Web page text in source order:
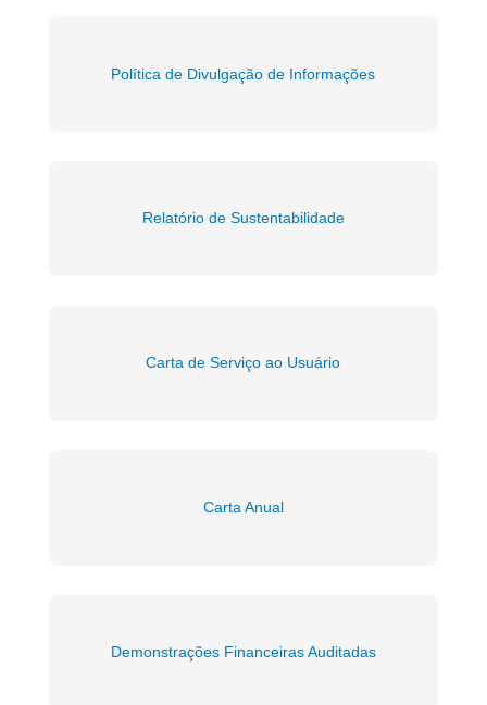
Política de Divulgação de Informações
Relatório de Sustentabilidade
Carta de Serviço ao Usuário
Carta Anual
Demonstrações Financeiras Auditadas